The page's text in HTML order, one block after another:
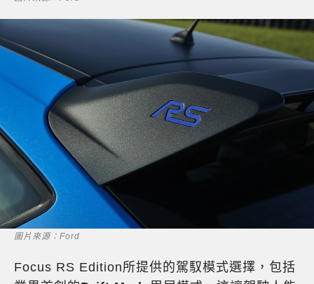
圖片來源：Ford
Focus RS Edition所提供的駕馭模式選擇，包括